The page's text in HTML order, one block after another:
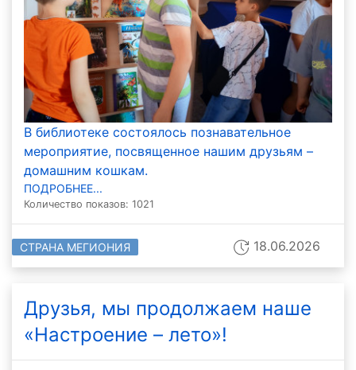
В библиотеке состоялось познавательное
мероприятие, посвященное нашим друзьям –
домашним кошкам.
ПОДРОБНЕЕ...
Количество показов: 1021
СТРАНА МЕГИОНИЯ 18.06.2026
Друзья, мы продолжаем наше
«Настроение – лето»!